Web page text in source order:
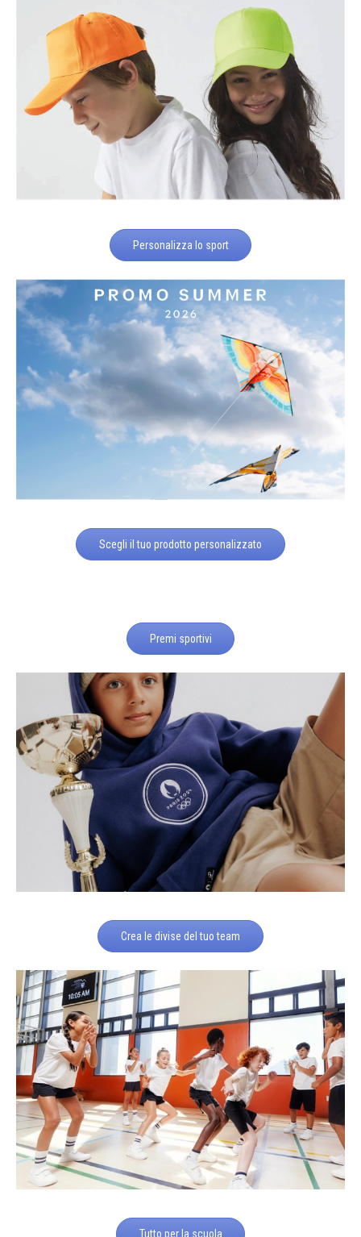
Personalizza lo sport
Scegli il tuo prodotto personalizzato
Premi sportivi
Crea le divise del tuo team
Tutto per la scuola